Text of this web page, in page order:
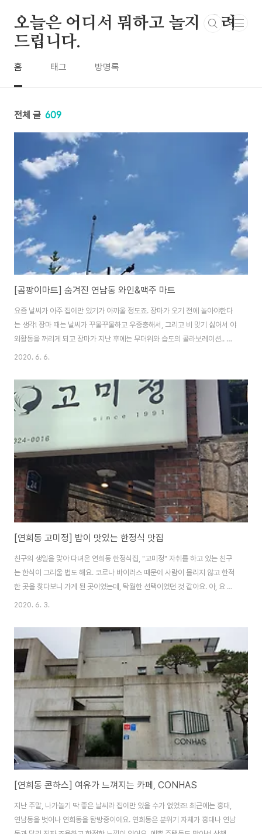
오늘은 어디서 뭐하고 놀지 알려
드립니다.
홈 태그 방명록
전체 글 609
[곰팡이마트] 숨겨진 연남동 와인&맥주 마트
요즘 날씨가 아주 집에만 있기가 아까울 정도죠. 장마가 오기 전에 놀아야한다
는 생각! 장마 때는 날씨가 꾸물꾸물하고 우중충해서, 그리고 비 맞기 싫어서 야
외활동을 꺼리게 되고 장마가 지난 후에는 무더위와 습도의 콜라보레이션.. 벌
써 생각만 해도 무섭습니다..... 올해는 마스크도 함께 해야하니까요ㅜㅜ이렇게
에 놀러갔어요. 날이 좋아서 그런지 연트럴파크에 돗자리 펴고 치맥, 피맥 등을
즐기는 분들이 많았는데요, 저는 귀찮기도 하고 뭐 들고 다니는거 별로 안좋아
해서 돗자리 대신 장소를 탐색해보기로 했어요! 야외에서 날씨를 즐기며 시원
한 맥주 한 잔 할 수 있는 힙한 장소! 연트럴파크를 쭈욱 따라 걷다가 연트럴파
크 끝자락에서 아주 마음에..
2020. 6. 6.
[연희동 고미정] 밥이 맛있는 한정식 맛집
친구의 생일을 맞아 다녀온 연희동 한정식집, "고미정" 자취를 하고 있는 친구
는 한식이 그리울 법도 해요. 코로나 바이러스 때문에 사람이 몰리지 않고 한적
한 곳을 찾다보니 가게 된 곳이었는데, 탁월한 선택이었던 것 같아요. 아, 요 식
당은 제가 엄청 재밌게 본 드라마 멜로가 체질의 여주인공이신 배우 천우희님
요, 택시를 타고 가신다면 서대문소방서에서 내려서 한 1-2분 정도 안쪽으로
걸어 들어오셔도 돼요! 방문 몇 일 전에 전화로 예약을 미리 했어요. 주말에 가
신다면 예약을 추천드립니다! 차를 가져오신다면 발렛파킹이 가능하고 발렛비
는 천원입니다.속편한 밥상, 고미정! 1991년부터 있었는데 왜 이제서야 알았을
까요? 브레이크 타임이..
2020. 6. 3.
[연희동 콘하스] 여유가 느껴지는 카페, CONHAS
지난 주말, 나가놀기 딱 좋은 날씨라 집에만 있을 수가 없었죠! 최근에는 홍대,
연남동을 벗어나 연희동을 탐방중이에요. 연희동은 분위기 자체가 홍대나 연남